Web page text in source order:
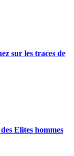
sur les traces de
Elites hommes